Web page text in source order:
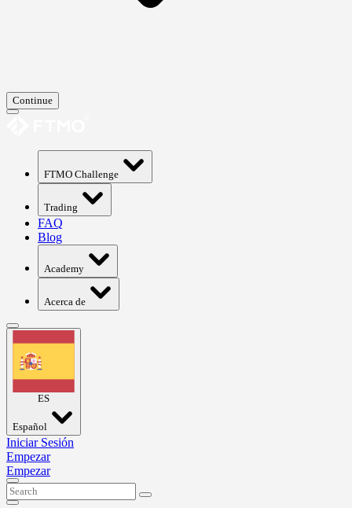
Continue
FTMO Challenge
Trading
FAQ
Blog
Academy
Acerca de
ES
Español
Iniciar Sesión
Empezar
Empezar